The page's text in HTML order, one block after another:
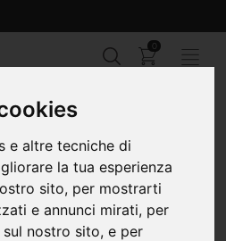
e altre tecniche di
la tua esperienza
sito, per mostrarti
e annunci mirati, per
nostro sito, e per
0
Libri in brossura grecata e fresata